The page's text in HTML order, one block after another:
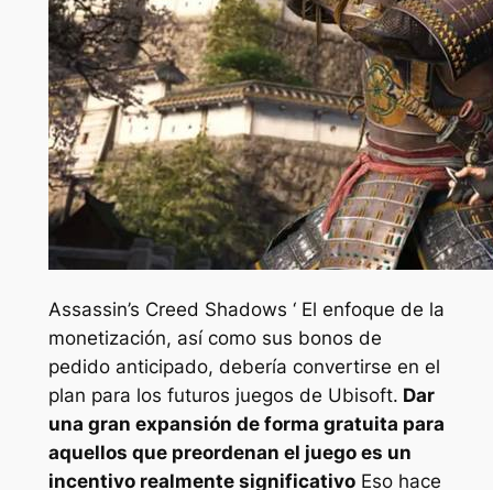
Assassin’s Creed Shadows ‘ El enfoque de la
monetización, así como sus bonos de
pedido anticipado, debería convertirse en el
plan para los futuros juegos de Ubisoft. Dar
una gran expansión de forma gratuita para
aquellos que preordenan el juego es un
incentivo realmente significativoEso hace